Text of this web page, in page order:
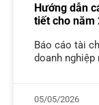
Hướng dẫn
tiết cho năm
Báo cáo tài
doanh nghiệp
05/05/2026